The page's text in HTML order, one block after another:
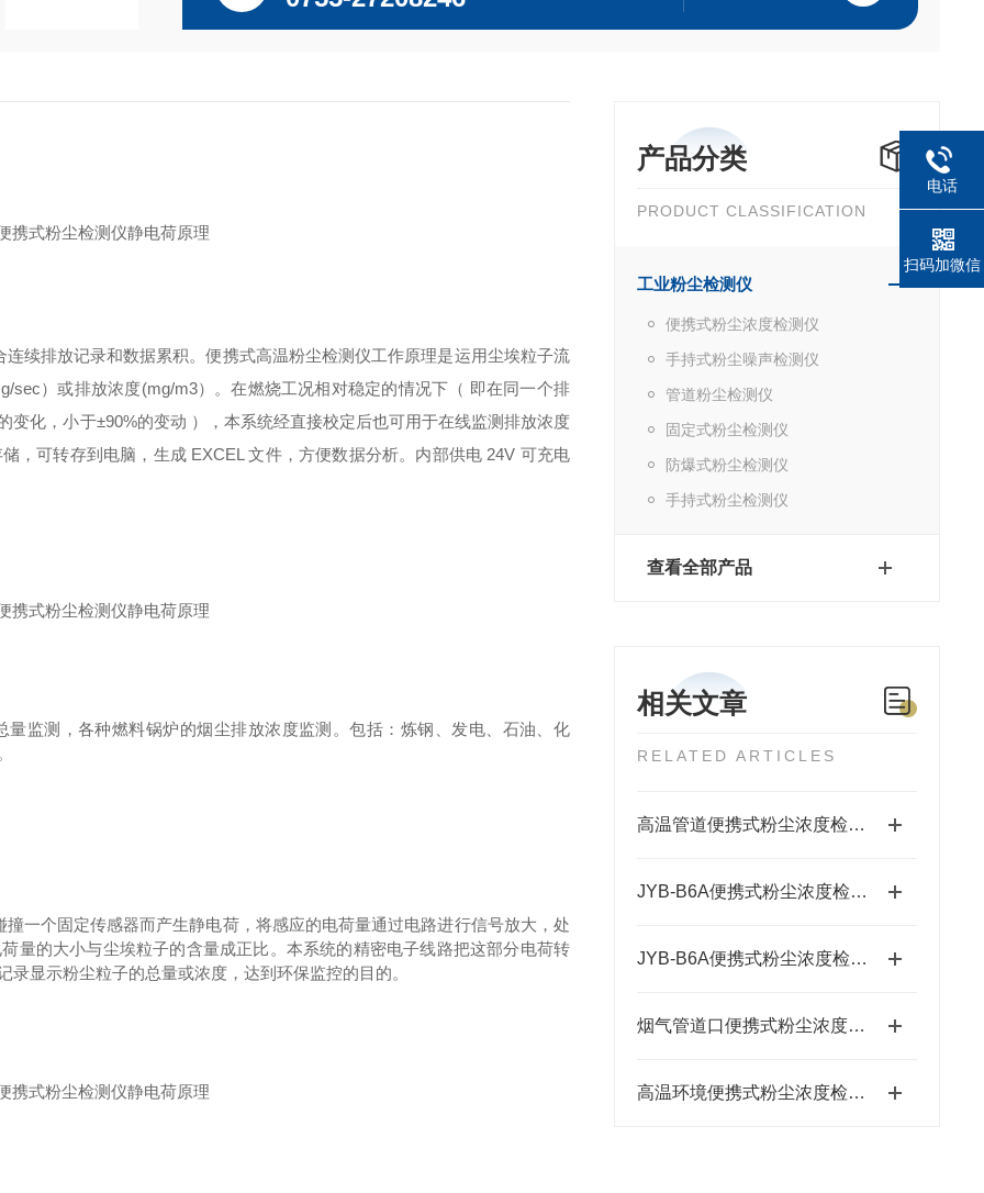
产品分类
PRODUCT CLASSIFICATION
工业粉尘检测仪
便携式粉尘浓度检测仪
手持式粉尘噪声检测仪
管道粉尘检测仪
固定式粉尘检测仪
防爆式粉尘检测仪
手持式粉尘检测仪
查看全部产品
相关文章
RELATED ARTICLES
高温管道便携式粉尘浓度检测仪的安装指导
JYB-B6A便携式粉尘浓度检测仪的操作使用
JYB-B6A便携式粉尘浓度检测仪：工厂作业安全测尘仪
烟气管道口便携式粉尘浓度检测仪：快速检测读数
高温环境便携式粉尘浓度检测仪JYB-B6A的工作原理
续排放记录和数据累积。便携式高温粉尘检测仪工作原理是运用尘埃粒子流
sec）或排放浓度(mg/m3）。在燃烧工况相对稳定的情况下（ 即在同一个排
化，小于±90%的变动 ），本系统经直接校定后也可用于在线监测排放浓度
，可转存到电脑，生成 EXCEL 文件，方便数据分析。内部供电 24V 可充电
监测，各种燃料锅炉的烟尘排放浓度监测。包括：炼钢、发电、石油、化
一个固定传感器而产生静电荷，将感应的电荷量通过电路进行信号放大，处
量的大小与尘埃粒子的含量成正比。本系统的精密电子线路把这部分电荷转
显示粉尘粒子的总量或浓度，达到环保监控的目的。
电话
扫码加微信